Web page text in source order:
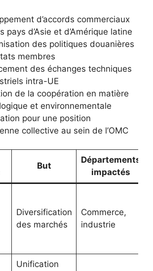
d’accords commerciaux
pays d’Asie et d’Amérique latine
des politiques douanières
membres
des échanges techniques
intra-UE
de la coopération en matière
et environnementale
pour une position
collective au sein de l’OMC
But
Départements
impactés
Diversification
des marchés
Commerce,
industrie
Unification